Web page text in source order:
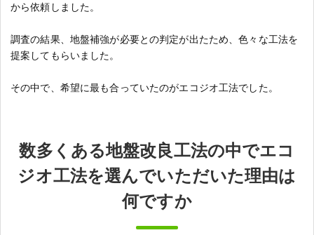
から依頼しました。
調査の結果、地盤補強が必要との判定が出たため、色々な工法を
提案してもらいました。
その中で、希望に最も合っていたのがエコジオ工法でした。
数多くある地盤改良工法の中でエコ
ジオ工法を選んでいただいた理由は
何ですか